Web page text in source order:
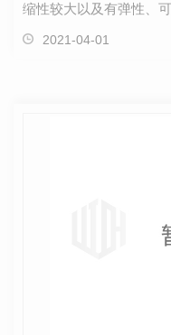
缩性较大以及有弹性、
是用于滚条或者压条的
2021-04-01